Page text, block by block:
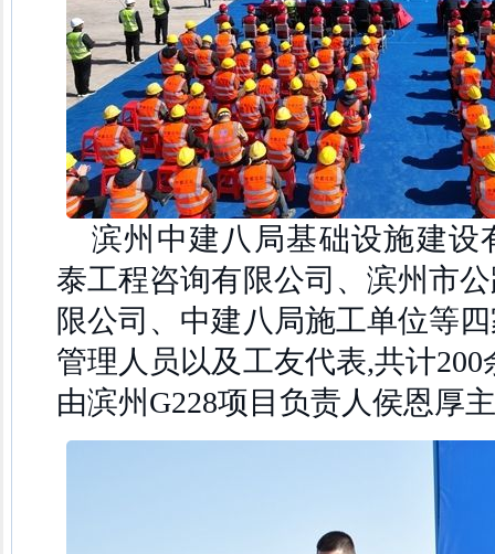
滨州中建八局基础设施建设
泰工程咨询有限公司、滨州市
限公司、中建八局施工单位等
管理人员以及工友代表,共计
由滨州G228项目负责人侯恩厚